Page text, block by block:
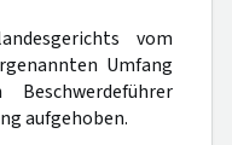
vom
Umfang
aufgehoben.